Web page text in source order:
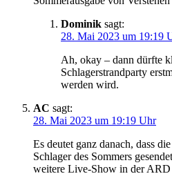
Dominik sagt:
28. Mai 2023 um 19:19
Ah, okay – dann dürfte
Schlagerstrandparty
werden wird.
AC sagt:
28. Mai 2023 um 19:19 Uhr
Es deutet ganz danach, dass
Schlager des Sommers
weitere Live-Show in der ARD